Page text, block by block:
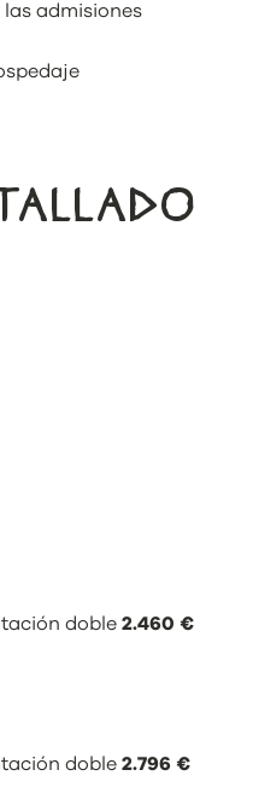
admisiones
doble 2.460 €
doble 2.796 €